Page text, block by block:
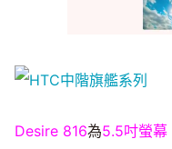
Desire 816為5.5吋螢幕